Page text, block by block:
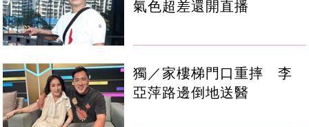
氣色超差還開直播
獨／家樓梯門口重摔 李
亞萍路邊倒地送醫